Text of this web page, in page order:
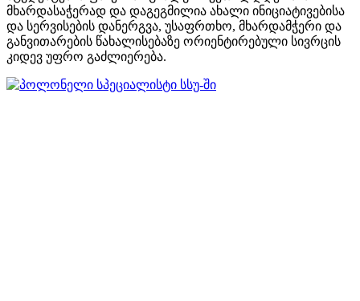
მხარდასაჭერად და დაგეგმილია ახალი ინიციატივებისა
და სერვისების დანერგვა, უსაფრთხო, მხარდამჭერი და
განვითარების წახალისებაზე ორიენტირებული სივრცის
კიდევ უფრო გაძლიერება.